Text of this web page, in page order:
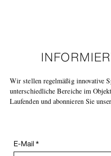
Wir stellen regelmäßig innovative
unterschiedliche Bereiche im
Laufenden und abonnieren Sie